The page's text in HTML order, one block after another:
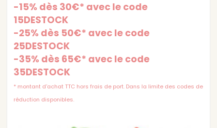
-15% dès 30€* avec le code
15DESTOCK
-25% dès 50€* avec le code
25DESTOCK
-35% dès 65€* avec le code
35DESTOCK
* montant d'achat TTC hors frais de port. Dans la limite des codes de
réduction disponibles.